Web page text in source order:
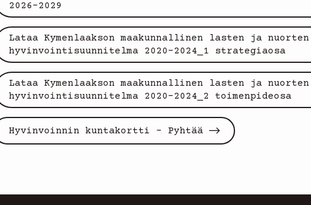
2026-2029
Lataa Kymenlaakson maakunnallinen lasten ja nuorten
hyvinvointisuunnitelma 2020-2024_1 strategiaosa
Lataa Kymenlaakson maakunnallinen lasten ja nuorten
hyvinvointisuunnitelma 2020-2024_2 toimenpideosa
Hyvinvoinnin kuntakortti - Pyhtää